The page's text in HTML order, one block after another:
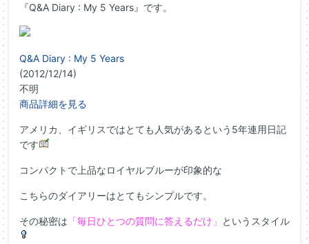
『Q&A Diary : My 5 Years』です。
Q&A Diary : My 5 Years
(2012/12/14)
不明
商品詳細を見る
アメリカ、イギリスではとても人気があるという5年連用日記
です
コンパクトで上品なロイヤルブルーが印象的な
こちらのダイアリーはとてもシンプルです。
その秘密は 「毎日ひとつの質問に答えるだけ」 というスタイル